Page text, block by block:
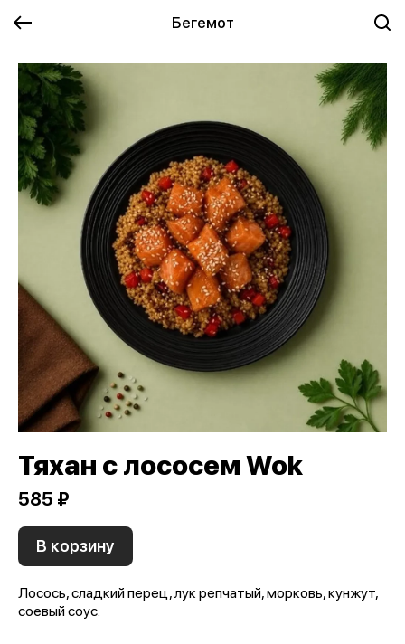
Бегемот
Тяхан с лососем Wok
585 ₽
В корзину
Лосось, сладкий перец, лук репчатый, морковь, кунжут,
соевый соус.